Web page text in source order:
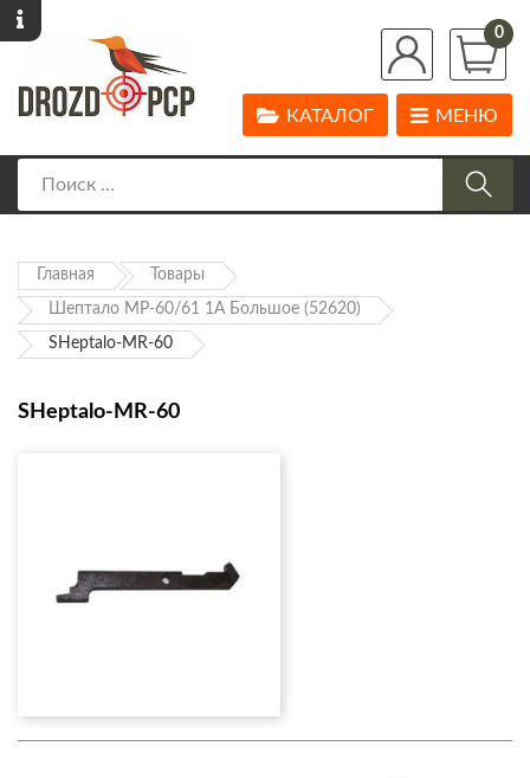
0
МЕНЮ
КАТАЛОГ
Главная Товары
Шептало МР-60/61 1А Большое (52620)
SHeptalo-MR-60
SHeptalo-MR-60